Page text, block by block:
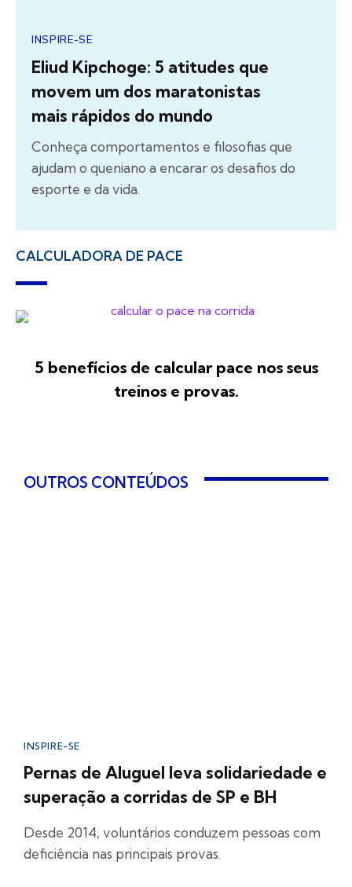
INSPIRE-SE
Eliud Kipchoge: 5 atitudes que
movem um dos maratonistas
mais rápidos do mundo
Conheça comportamentos e filosofias que
ajudam o queniano a encarar os desafios do
esporte e da vida.
CALCULADORA DE PACE
5 benefícios de calcular pace nos seus
treinos e provas.
OUTROS CONTEÚDOS
INSPIRE-SE
Pernas de Aluguel leva solidariedade e
superação a corridas de SP e BH
Desde 2014, voluntários conduzem pessoas com
deficiência nas principais provas.